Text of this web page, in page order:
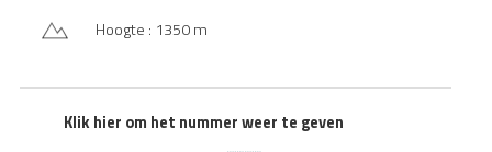
Hoogte : 1350 m
Klik hier om het nummer weer te geven